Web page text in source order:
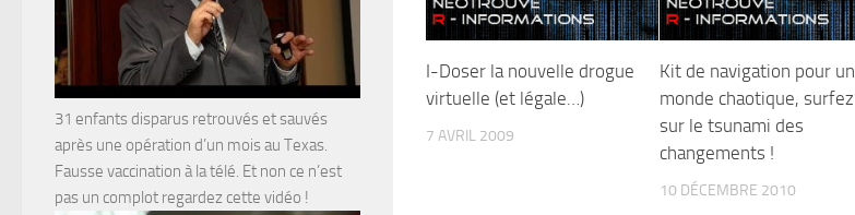
I-Doser la nouvelle drogue
virtuelle (et légale…)
7 AVRIL 2009
Kit de navigation pour un
monde chaotique, surfez
sur le tsunami des
changements !
10 DÉCEMBRE 2010
31 enfants disparus retrouvés et sauvés
après une opération d’un mois au Texas.
Fausse vaccination à la télé. Et non ce n’est
pas un complot regardez cette vidéo !